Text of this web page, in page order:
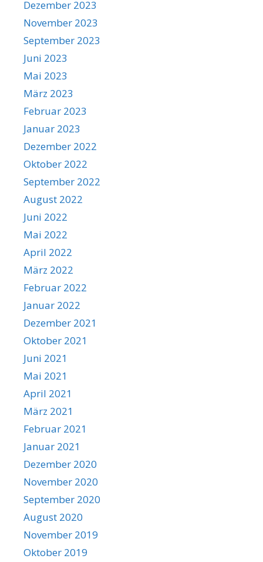
Dezember 2023
November 2023
September 2023
Juni 2023
Mai 2023
März 2023
Februar 2023
Januar 2023
Dezember 2022
Oktober 2022
September 2022
August 2022
Juni 2022
Mai 2022
April 2022
März 2022
Februar 2022
Januar 2022
Dezember 2021
Oktober 2021
Juni 2021
Mai 2021
April 2021
März 2021
Februar 2021
Januar 2021
Dezember 2020
November 2020
September 2020
August 2020
November 2019
Oktober 2019